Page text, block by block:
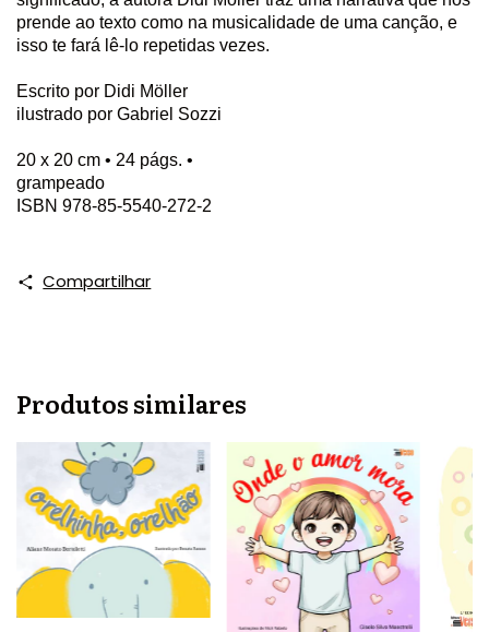
prende ao texto como na musicalidade de uma canção, e
isso te fará lê-lo repetidas vezes.
Escrito por Didi Möller
ilustrado por Gabriel Sozzi
20 x 20 cm • 24 págs. •
grampeado
ISBN 978-85-5540-272-2
Compartilhar
Produtos similares